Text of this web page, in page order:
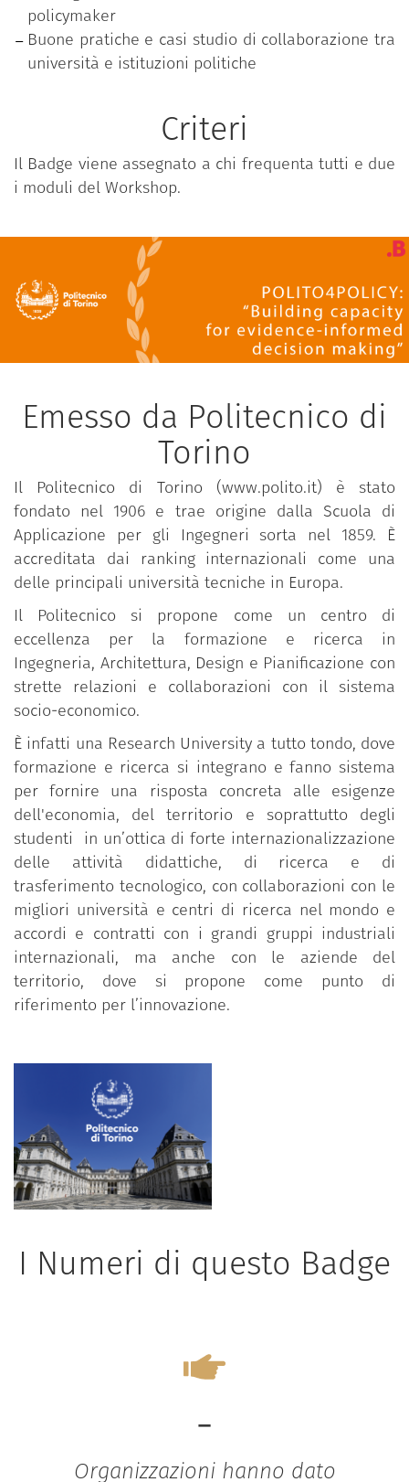
policymaker
Buone pratiche e casi studio di collaborazione tra
università e istituzioni politiche
Criteri
Il Badge viene assegnato a chi frequenta tutti e due
i moduli del Workshop.
Emesso da Politecnico di
Torino
Il Politecnico di Torino (www.polito.it) è stato
fondato nel 1906 e trae origine dalla Scuola di
Applicazione per gli Ingegneri sorta nel 1859. È
accreditata dai ranking internazionali come una
delle principali università tecniche in Europa.
Il Politecnico si propone come un centro di
eccellenza per la formazione e ricerca in
Ingegneria, Architettura, Design e Pianificazione con
strette relazioni e collaborazioni con il sistema
socio-economico.
È infatti una Research University a tutto tondo, dove
formazione e ricerca si integrano e fanno sistema
per fornire una risposta concreta alle esigenze
dell'economia, del territorio e soprattutto degli
studenti in un’ottica di forte internazionalizzazione
delle attività didattiche, di ricerca e di
trasferimento tecnologico, con collaborazioni con le
migliori università e centri di ricerca nel mondo e
accordi e contratti con i grandi gruppi industriali
internazionali, ma anche con le aziende del
territorio, dove si propone come punto di
riferimento per l’innovazione.
I Numeri di questo Badge
-
Organizzazioni hanno dato